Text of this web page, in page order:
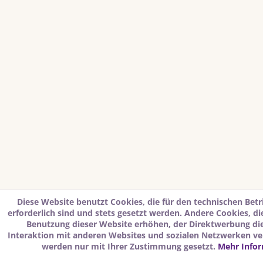
Diese Website benutzt Cookies, die für den technischen
erforderlich sind und stets gesetzt werden. Andere Cookies,
Benutzung dieser Website erhöhen, der Direktwerbung
Interaktion mit anderen Websites und sozialen Netzwerken
werden nur mit Ihrer Zustimmung gesetzt. Mehr